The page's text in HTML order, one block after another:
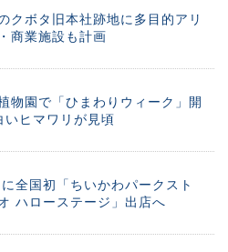
クボタ旧本社跡地に多目的アリ
商業施設も計画
物園で「ひまわりウィーク」開
ヒマワリが見頃
全国初「ちいかわパークスト
ハローステージ」出店へ